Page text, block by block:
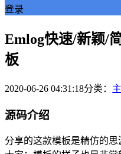
登录
Emlog快速/新颖/
板
2020-06-26 04:31:18分类：
源码介绍
分享的这款模板是精仿的思